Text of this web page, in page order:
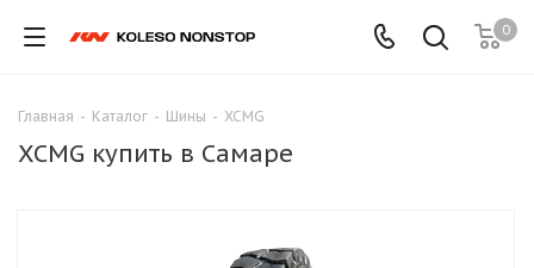
0
Главная - Каталог - Шины - XCMG
XCMG купить в Самаре